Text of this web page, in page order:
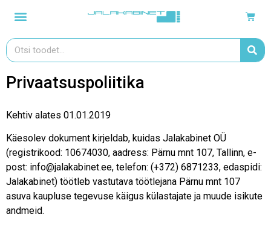
Privaatsuspoliitika
Kehtiv alates 01.01.2019
Käesolev dokument kirjeldab, kuidas Jalakabinet OÜ
(registrikood: 10674030, aadress: Pärnu mnt 107, Tallinn, e-
post: info@jalakabinet.ee, telefon: (+372) 6871233, edaspidi:
Jalakabinet) töötleb vastutava töötlejana Pärnu mnt 107
asuva kaupluse tegevuse käigus külastajate ja muude isikute
andmeid.